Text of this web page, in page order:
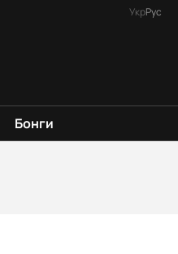
УкрРус
Бонги